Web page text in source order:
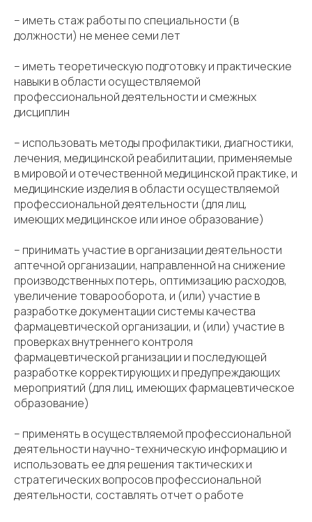
– иметь стаж работы по специальности (в
должности) не менее семи лет
– иметь теоретическую подготовку и практические
навыки в области осуществляемой
профессиональной деятельности и смежных
дисциплин
– использовать методы профилактики, диагностики,
лечения, медицинской реабилитации, применяемые
в мировой и отечественной медицинской практике, и
медицинские изделия в области осуществляемой
профессиональной деятельности (для лиц,
имеющих медицинское или иное образование)
– принимать участие в организации деятельности
аптечной организации, направленной на снижение
производственных потерь, оптимизацию расходов,
увеличение товарооборота, и (или) участие в
разработке документации системы качества
фармацевтической организации, и (или) участие в
проверках внутреннего контроля
фармацевтической рганизации и последующей
разработке корректирующих и предупреждающих
мероприятий (для лиц, имеющих фармацевтическое
образование)
– применять в осуществляемой профессиональной
деятельности научно-техническую информацию и
использовать ее для решения тактических и
стратегических вопросов профессиональной
деятельности, составлять отчет о работе